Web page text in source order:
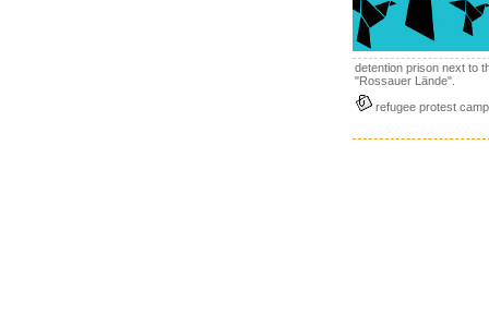
detention prison next to
"Rossauer Lände".
refugee protest